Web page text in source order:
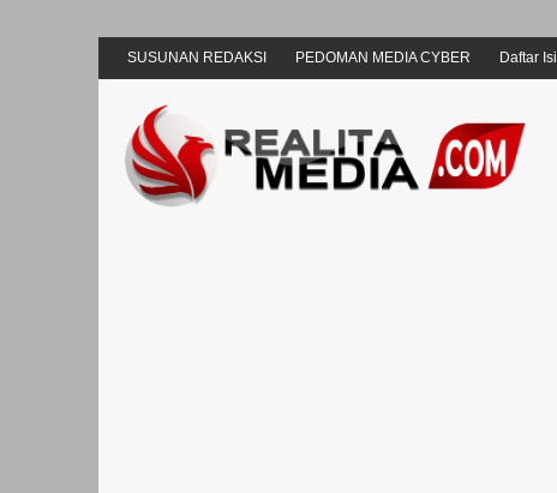
SUSUNAN REDAKSI PEDOMAN MEDIA CYBER Daftar Isi